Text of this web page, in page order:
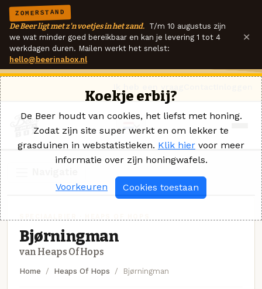
ZOMERSTAND
De Beer ligt met z'n voetjes in het zand. T/m 10 augustus zijn
we wat minder goed bereikbaar en kan je levering 1 tot 4
werkdagen duren. Mailen werkt het snelst:
hello@beerinabox.nl
×
Bjørningman
van Heaps Of Hops
Home Heaps Of Hops Bjørningman
Koekje erbij?
De Beer houdt van cookies, het liefst met honing.
Zodat zijn site super werkt en om lekker te
grasduinen in webstatistieken. Klik hier voor meer
informatie over zijn honingwafels.
Voorkeuren Cookies toestaan